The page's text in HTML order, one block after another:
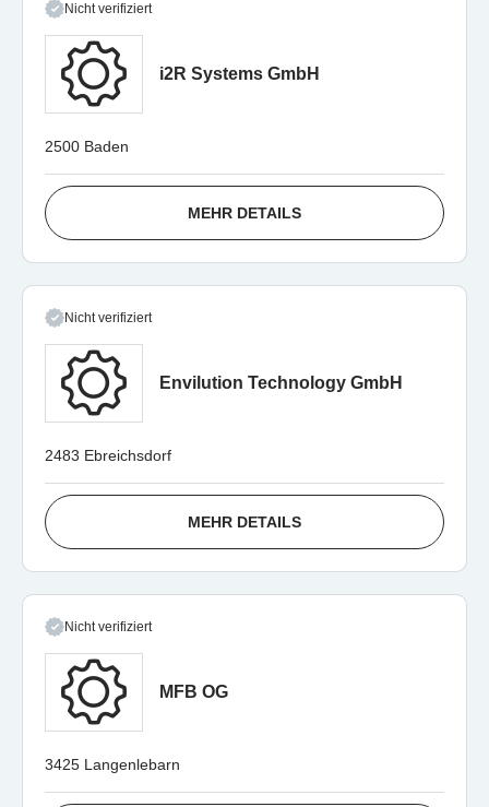
Nicht verifiziert
i2R Systems GmbH
2500 Baden
MEHR DETAILS
Nicht verifiziert
Envilution Technology GmbH
2483 Ebreichsdorf
MEHR DETAILS
Nicht verifiziert
MFB OG
3425 Langenlebarn